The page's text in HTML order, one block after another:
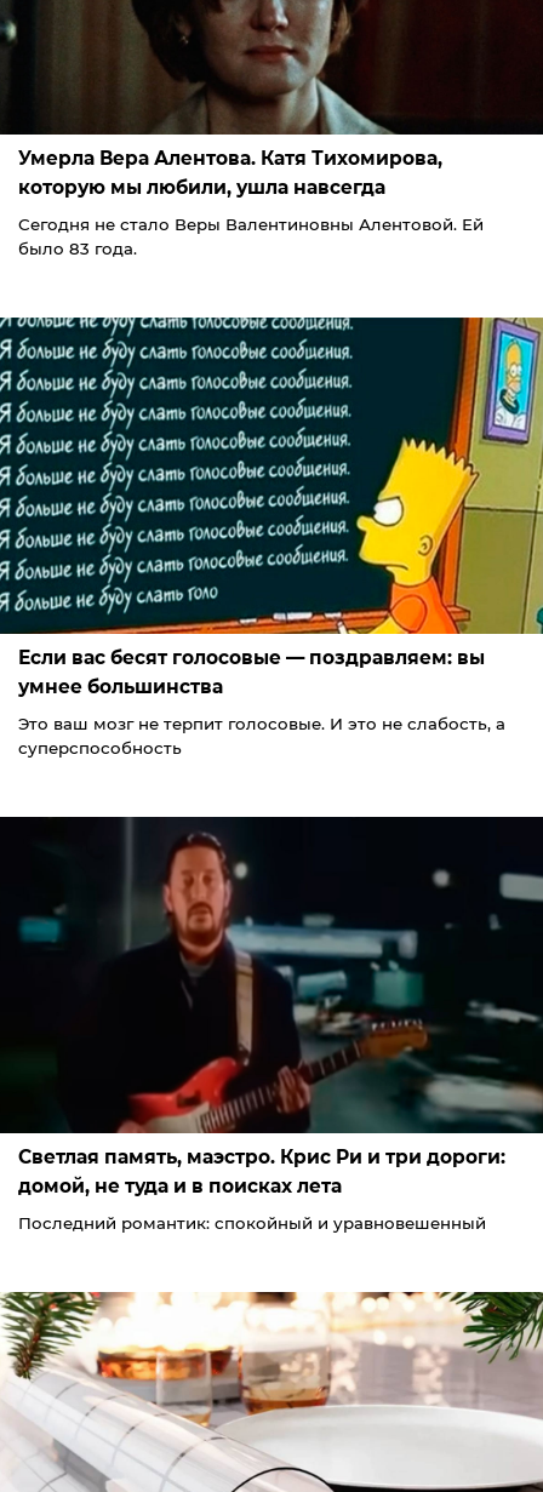
Умерла Вера Алентова. Катя Тихомирова,
которую мы любили, ушла навсегда
Сегодня не стало Веры Валентиновны Алентовой. Ей
было 83 года.
Если вас бесят голосовые — поздравляем: вы
умнее большинства
Это ваш мозг не терпит голосовые. И это не слабость, а
суперспособность
Светлая память, маэстро. Крис Ри и три дороги:
домой, не туда и в поисках лета
Последний романтик: спокойный и уравновешенный